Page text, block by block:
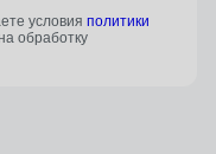
условия политики
обработку